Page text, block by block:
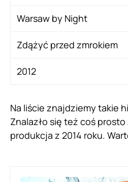
Warsaw by Night
Zdążyć przed zmrokiem
2012
Na liście znajdziemy takie
Znalazło się też coś
produkcja z 2014 roku.